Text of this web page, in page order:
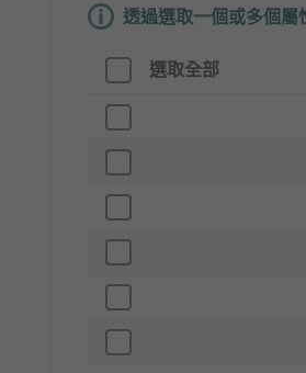
透過選取一個或多個屬
選取全部